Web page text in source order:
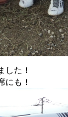
した！
も！